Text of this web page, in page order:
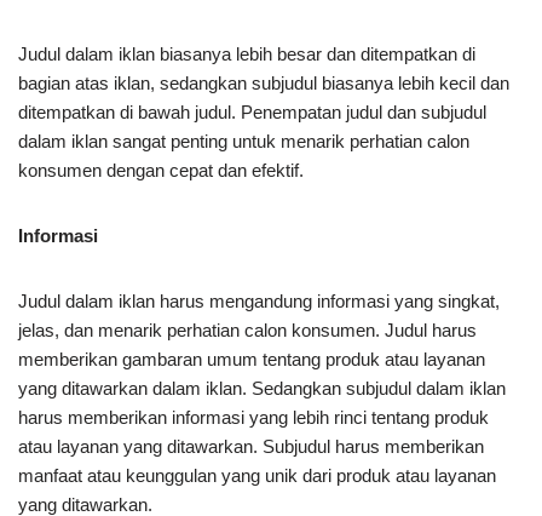
Judul dalam iklan biasanya lebih besar dan ditempatkan di
bagian atas iklan, sedangkan subjudul biasanya lebih kecil dan
ditempatkan di bawah judul. Penempatan judul dan subjudul
dalam iklan sangat penting untuk menarik perhatian calon
konsumen dengan cepat dan efektif.
Informasi
Judul dalam iklan harus mengandung informasi yang singkat,
jelas, dan menarik perhatian calon konsumen. Judul harus
memberikan gambaran umum tentang produk atau layanan
yang ditawarkan dalam iklan. Sedangkan subjudul dalam iklan
harus memberikan informasi yang lebih rinci tentang produk
atau layanan yang ditawarkan. Subjudul harus memberikan
manfaat atau keunggulan yang unik dari produk atau layanan
yang ditawarkan.